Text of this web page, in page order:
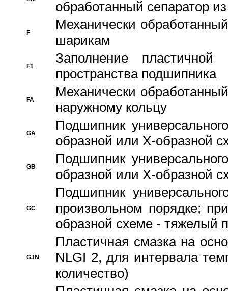
обработанный сепаратор
F
Механически
шарикам
F1
Заполнение
пространства подшипника
FA
Механически
наружному кольцу
GA
Подшипник
образной или Х-образной
GB
Подшипник
образной или Х-образной
GC
Подшипник
произвольном порядке;
образной схеме - тяжелый
GJN
Пластичная смазка на
NLGI 2, для интервала
количество)